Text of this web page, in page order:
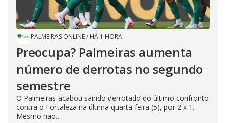
PALMEIRAS ONLINE/ HÁ 1 HORA
Preocupa? Palmeiras aumenta
número de derrotas no segundo
semestre
O Palmeiras acabou saindo derrotado do último confronto
contra o Fortaleza na última quarta-feira (5), por 2 x 1.
Mesmo não...